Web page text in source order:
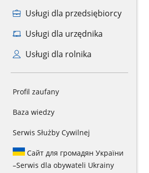
Usługi dla przedsiębiorcy
Usługi dla urzędnika
Usługi dla rolnika
Profil zaufany
Baza wiedzy
Serwis Służby Cywilnej
Сайт для громадян України
–Serwis dla obywateli Ukrainy